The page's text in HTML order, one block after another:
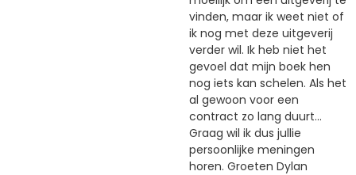
vinden, maar ik weet niet of
ik nog met deze uitgeverij
verder wil. Ik heb niet het
gevoel dat mijn boek hen
nog iets kan schelen. Als het
al gewoon voor een
contract zo lang duurt...
Graag wil ik dus jullie
persoonlijke meningen
horen. Groeten Dylan